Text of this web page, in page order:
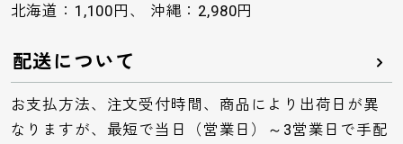
北海道：1,100円、 沖縄：2,980円
配送について
お支払方法、注文受付時間、商品により出荷日が異
なりますが、最短で当日（営業日）～3営業日で手配